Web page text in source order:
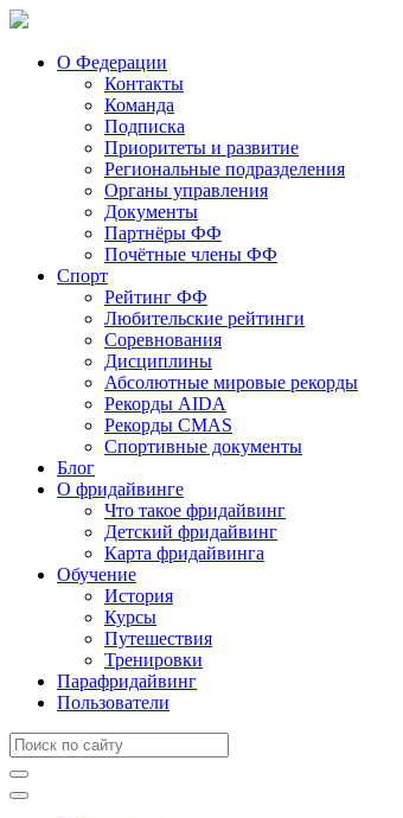
О Федерации
Контакты
Команда
Подписка
Приоритеты и развитие
Региональные подразделения
Органы управления
Документы
Партнёры ФФ
Почётные члены ФФ
Спорт
Рейтинг ФФ
Любительские рейтинги
Соревнования
Дисциплины
Абсолютные мировые рекорды
Рекорды AIDA
Рекорды CMAS
Спортивные документы
Блог
О фридайвинге
Что такое фридайвинг
Детский фридайвинг
Карта фридайвинга
Обучение
История
Курсы
Путешествия
Тренировки
Парафридайвинг
Пользователи